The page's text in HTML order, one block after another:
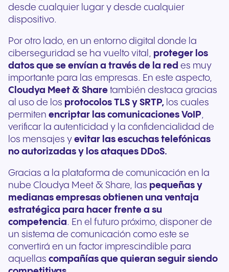
desde cualquier lugar y desde cualquier
dispositivo.
Por otro lado, en un entorno digital donde la
ciberseguridad se ha vuelto vital, proteger los
datos que se envían a través de la red es muy
importante para las empresas. En este aspecto,
Cloudya Meet & Share también destaca gracias
al uso de los protocolos TLS y SRTP, los cuales
permiten encriptar las comunicaciones VoIP,
verificar la autenticidad y la confidencialidad de
los mensajes y evitar las escuchas telefónicas
no autorizadas y los ataques DDoS.
Gracias a la plataforma de comunicación en la
nube Cloudya Meet & Share, las pequeñas y
medianas empresas obtienen una ventaja
estratégica para hacer frente a su
competencia. En el futuro próximo, disponer de
un sistema de comunicación como este se
convertirá en un factor imprescindible para
aquellas compañías que quieran seguir siendo